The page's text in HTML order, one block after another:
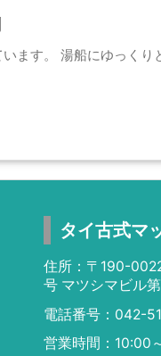
ます。 湯船にゆっくり
タイ古式マ
住所：〒190-
号 マツシマビル
電話番号：042-
営業時間：10:00